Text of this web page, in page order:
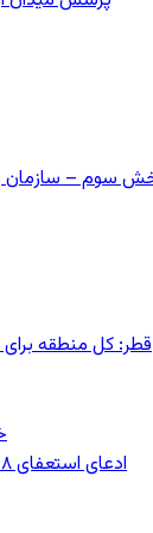
قطر: کل منطقه
ادعای استعفای ۲۸باره پزشکیان و هشدار مجتبی خامنه‌ای در روایت خرازی؛ رئیس‌جمهور تکذیب کرد